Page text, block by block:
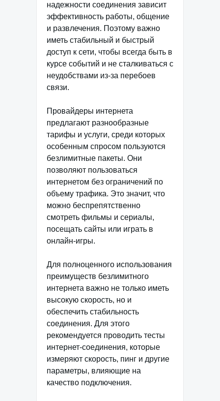
надежности соединения зависит
эффективность работы, общение
и развлечения. Поэтому важно
иметь стабильный и быстрый
доступ к сети, чтобы всегда быть в
курсе событий и не сталкиваться с
неудобствами из-за перебоев
связи.
Провайдеры интернета
предлагают разнообразные
тарифы и услуги, среди которых
особенным спросом пользуются
безлимитные пакеты. Они
позволяют пользоваться
интернетом без ограничений по
объему трафика. Это значит, что
можно беспрепятственно
смотреть фильмы и сериалы,
посещать сайты или играть в
онлайн-игры.
Для полноценного использования
преимуществ безлимитного
интернета важно не только иметь
высокую скорость, но и
обеспечить стабильность
соединения. Для этого
рекомендуется проводить тесты
интернет-соединения, которые
измеряют скорость, пинг и другие
параметры, влияющие на
качество подключения.